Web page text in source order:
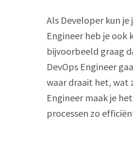
Als Developer kun
Engineer heb je ook
bijvoorbeeld graag
DevOps Engineer
waar draait het, wat
Engineer maak je
processen zo